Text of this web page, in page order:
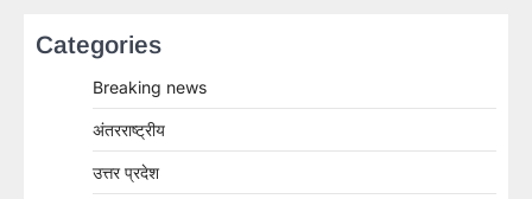
Categories
Breaking news
अंतरराष्ट्रीय
उत्तर प्रदेश